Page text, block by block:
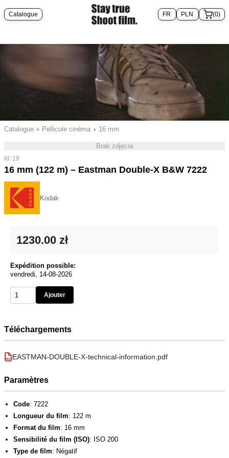
Catalogue (0)
Catalogue › Pellicule cinéma › 16 mm
Brak zdjęcia
Id: 19
16 mm (122 m) – Eastman Double-X B&W 7222
Kodak
1230.00 zł
Expédition possible:
vendredi, 14-08-2026
Ajouter
Téléchargements
PDF EASTMAN-DOUBLE-X-technical-information.pdf
Paramètres
Code: 7222
Longueur du film: 122 m
Format du film: 16 mm
Sensibilité du film (ISO): ISO 200
Type de film: Négatif